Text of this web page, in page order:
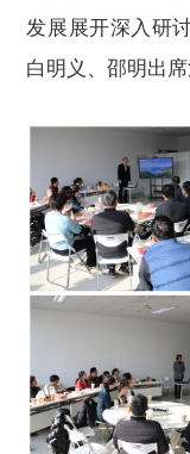
发展展开深入研
白明义、邵明出席